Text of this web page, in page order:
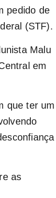
pedido de
(STF).
Malu
em
que ter um
as